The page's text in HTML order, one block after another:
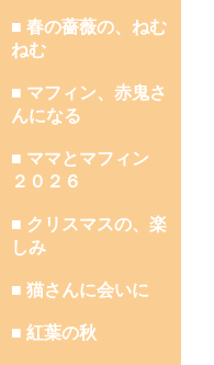
■ 春の薔薇の、ねむ
ねむ
■ マフィン、赤鬼さ
んになる
■ ママとマフィン
２０２６
■ クリスマスの、楽
しみ
■ 猫さんに会いに
■ 紅葉の秋